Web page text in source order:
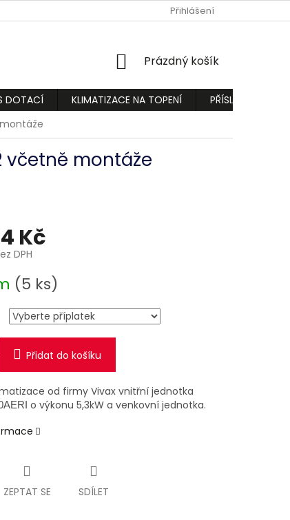
PODMÍNKY OCHRANY OSOBNÍCH ÚDAJŮ
Přihlášení
NÁKUPNÍ
Prázdný košík
DOTACÍ KLIMATIZACE NA TOPENÍ
PŘÍSLUŠENSTVÍ
montáže
včetně montáže
Kč
DPH
(5 ks)
Přidat do košíku
od firmy Vivax vnitřní jednotka
o výkonu 5,3kW a venkovní jednotka.
ZEPTAT SE SDÍLET